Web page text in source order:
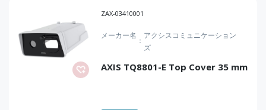
ZAX-03410001
メーカー名
アクシスコミュニケーション
ズ
AXIS TQ8801-E Top Cover 35 mm